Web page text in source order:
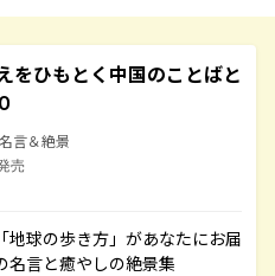
をひもとく中国のことばと
言＆絶景
売
球の歩き方」があなたにお届
名言と癒やしの絶景集